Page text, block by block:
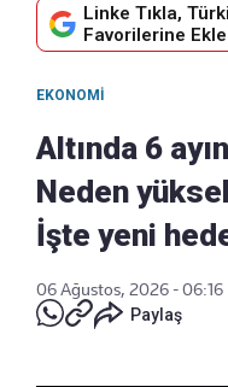
Linke Tıkla,
Favorilerine
EKONOMI
Altında 6
Neden
İşte yeni
06 Ağustos, 2026 - 06:16
Paylaş